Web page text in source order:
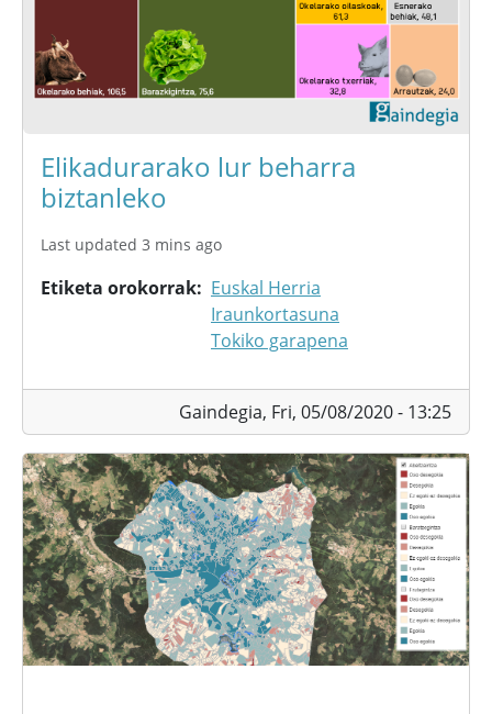
Elikadurarako lur beharra
biztanleko
Last updated 3 mins ago
Etiketa orokorrak
Euskal Herria
Iraunkortasuna
Tokiko garapena
Gaindegia, Fri, 05/08/2020 - 13:25